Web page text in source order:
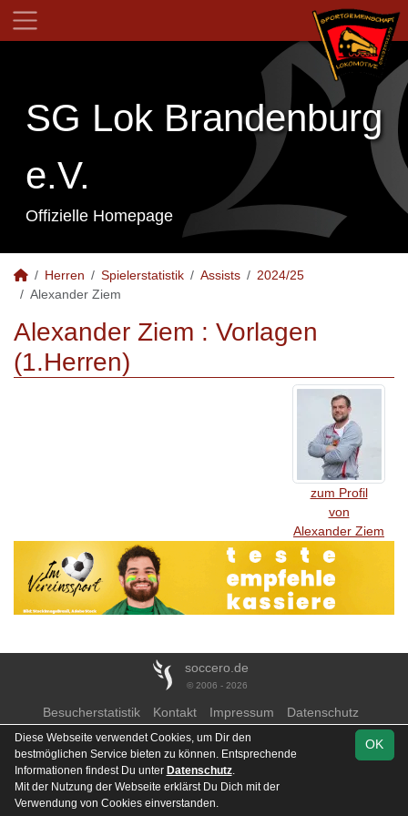
SG Lok Brandenburg
e.V.
Offizielle Homepage
Herren Spielerstatistik Assists
2024/25
Alexander Ziem
Alexander Ziem : Vorlagen
(1.Herren)
zum Profil
von
Alexander Ziem
soccero.de
© 2006 - 2026
Besucherstatistik Kontakt Impressum Datenschutz
OK
Diese Webseite verwendet Cookies, um Dir den
bestmöglichen Service bieten zu können. Entsprechende
Informationen findest Du unter Datenschutz.
Mit der Nutzung der Webseite erklärst Du Dich mit der
Verwendung von Cookies einverstanden.